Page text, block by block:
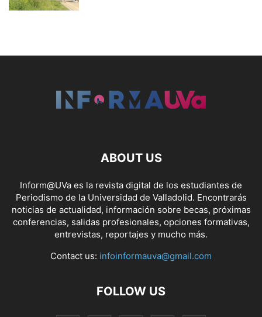
ABOUT US
Inform@UVa es la revista digital de los estudiantes de
Periodismo de la Universidad de Valladolid. Encontrarás
noticias de actualidad, información sobre becas, próximas
conferencias, salidas profesionales, opciones formativas,
entrevistas, reportajes y mucho más.
Contact us: infoinformauva@gmail.com
FOLLOW US